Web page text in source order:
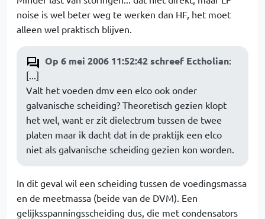
noise is wel beter weg te werken dan HF, het moet
alleen wel praktisch blijven.
Op 6 mei 2006 11:52:42 schreef Ectholian:
[...]
Valt het voeden dmv een elco ook onder
galvanische scheiding? Theoretisch gezien klopt
het wel, want er zit dielectrum tussen de twee
platen maar ik dacht dat in de praktijk een elco
niet als galvanische scheiding gezien kon worden.
In dit geval wil een scheiding tussen de voedingsmassa
en de meetmassa (beide van de DVM). Een
gelijksspanningsscheiding dus, die met condensators